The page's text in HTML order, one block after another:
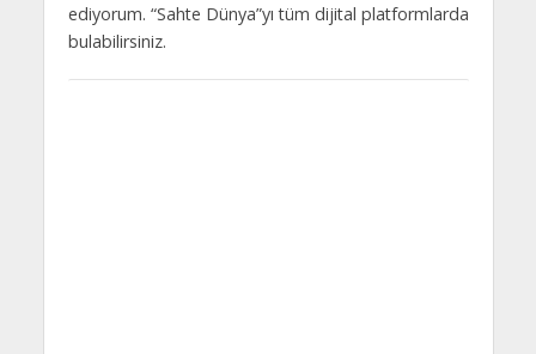
ediyorum. “Sahte Dünya”yı tüm dijital platformlarda
bulabilirsiniz.